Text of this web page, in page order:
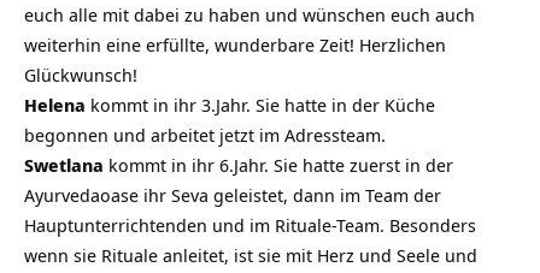
euch alle mit dabei zu haben und wünschen euch auch
weiterhin eine erfüllte, wunderbare Zeit! Herzlichen
Glückwunsch!
Helena kommt in ihr 3.Jahr. Sie hatte in der Küche
begonnen und arbeitet jetzt im Adressteam.
Swetlana kommt in ihr 6.Jahr. Sie hatte zuerst in der
Ayurvedaoase ihr Seva geleistet, dann im Team der
Hauptunterrichtenden und im Rituale-Team. Besonders
wenn sie Rituale anleitet, ist sie mit Herz und Seele und